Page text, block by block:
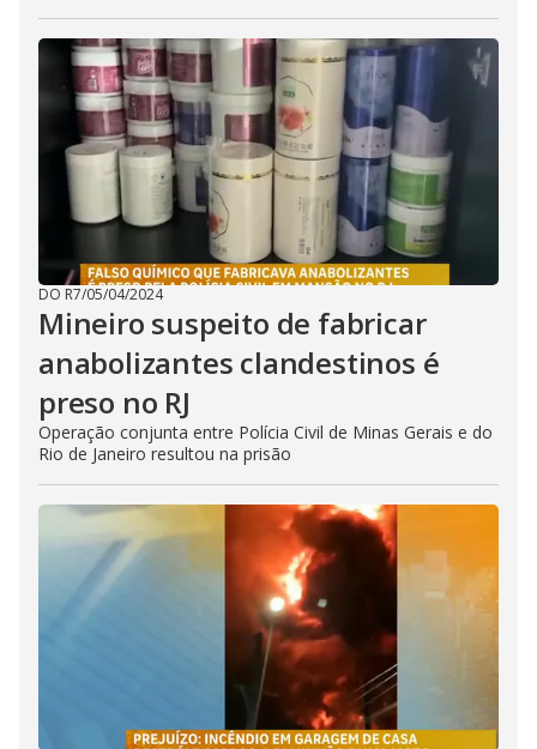
DO R7/05/04/2024
Mineiro suspeito de fabricar
anabolizantes clandestinos é
preso no RJ
Operação conjunta entre Polícia Civil de Minas Gerais e do
Rio de Janeiro resultou na prisão